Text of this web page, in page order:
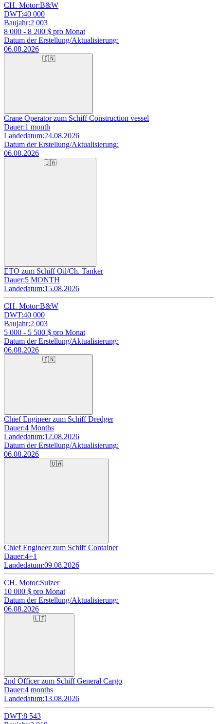
CH. Motor:B&W
DWT:40 000
Baujahr:2 003
8 000 - 8 200 $ pro Monat
Datum der Erstellung/Aktualisierung:
06.08.2026
🇮🇳
Crane Operator zum Schiff Construction vessel
Dauer:1 month
Landedatum:24.08.2026
Datum der Erstellung/Aktualisierung:
06.08.2026
🇺🇦
ETO zum Schiff Oil/Ch. Tanker
Dauer:5 MONTH
Landedatum:15.08.2026
CH. Motor:B&W
DWT:40 000
Baujahr:2 003
5 000 - 5 500 $ pro Monat
Datum der Erstellung/Aktualisierung:
06.08.2026
🇮🇳
Chief Engineer zum Schiff Dredger
Dauer:4 Months
Landedatum:12.08.2026
Datum der Erstellung/Aktualisierung:
06.08.2026
🇺🇦
Chief Engineer zum Schiff Container
Dauer:4+1
Landedatum:09.08.2026
CH. Motor:Sulzer
10 000 $ pro Monat
Datum der Erstellung/Aktualisierung:
06.08.2026
🇱🇹
2nd Officer zum Schiff General Cargo
Dauer:4 months
Landedatum:13.08.2026
DWT:8 543